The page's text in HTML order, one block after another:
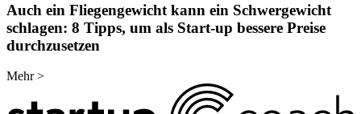
Auch ein Fliegengewicht kann ein Schwergewicht
schlagen: 8 Tipps, um als Start-up bessere Preise
durchzusetzen
Mehr>